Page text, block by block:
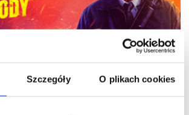
Szczegóły O plikach cookies